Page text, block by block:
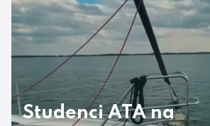
Studenci ATA na